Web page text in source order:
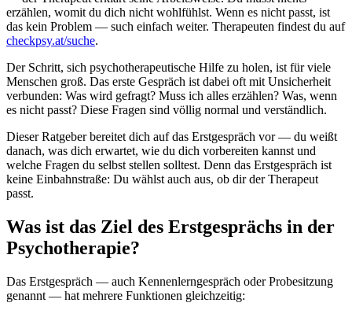
erzählen, womit du dich nicht wohlfühlst. Wenn es nicht passt, ist
das kein Problem — such einfach weiter. Therapeuten findest du auf
checkpsy.at/suche.
Der Schritt, sich psychotherapeutische Hilfe zu holen, ist für viele
Menschen groß. Das erste Gespräch ist dabei oft mit Unsicherheit
verbunden: Was wird gefragt? Muss ich alles erzählen? Was, wenn
es nicht passt? Diese Fragen sind völlig normal und verständlich.
Dieser Ratgeber bereitet dich auf das Erstgespräch vor — du weißt
danach, was dich erwartet, wie du dich vorbereiten kannst und
welche Fragen du selbst stellen solltest. Denn das Erstgespräch ist
keine Einbahnstraße: Du wählst auch aus, ob dir der Therapeut
passt.
Was ist das Ziel des Erstgesprächs in der
Psychotherapie?
Das Erstgespräch — auch Kennenlerngespräch oder Probesitzung
genannt — hat mehrere Funktionen gleichzeitig: